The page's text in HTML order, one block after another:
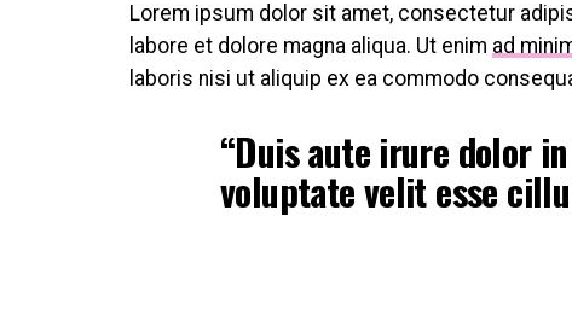
Lorem ipsum dolor sit amet, consectetur
labore et dolore magna aliqua. Ut enim ad
laboris nisi ut aliquip ex ea commodo
“Duis aute irure dolor
voluptate velit esse